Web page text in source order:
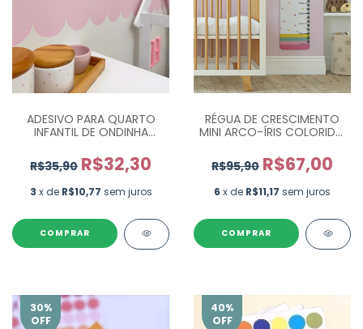
ADESIVO PARA QUARTO
INFANTIL DE ONDINHA
100X13CM
R$35,90 R$32,30
3 x de R$10,77 sem juros
RÉGUA DE CRESCIMENTO
MINI ARCO-ÍRIS COLORIDO
R$95,90 R$67,00
6 x de R$11,17 sem juros
COMPRAR
30%
OFF
40%
OFF